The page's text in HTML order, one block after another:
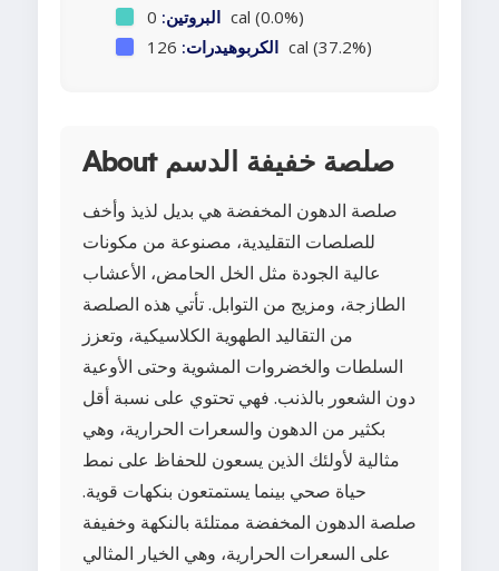
البروتين: 0 cal (0.0%)
الكربوهيدرات: 126 cal (37.2%)
About صلصة خفيفة الدسم
صلصة الدهون المخفضة هي بديل لذيذ وأخف
للصلصات التقليدية، مصنوعة من مكونات
عالية الجودة مثل الخل الحامض، الأعشاب
الطازجة، ومزيج من التوابل. تأتي هذه الصلصة
من التقاليد الطهوية الكلاسيكية، وتعزز
السلطات والخضروات المشوية وحتى الأوعية
دون الشعور بالذنب. فهي تحتوي على نسبة أقل
بكثير من الدهون والسعرات الحرارية، وهي
مثالية لأولئك الذين يسعون للحفاظ على نمط
حياة صحي بينما يستمتعون بنكهات قوية.
صلصة الدهون المخفضة ممتلئة بالنكهة وخفيفة
على السعرات الحرارية، وهي الخيار المثالي